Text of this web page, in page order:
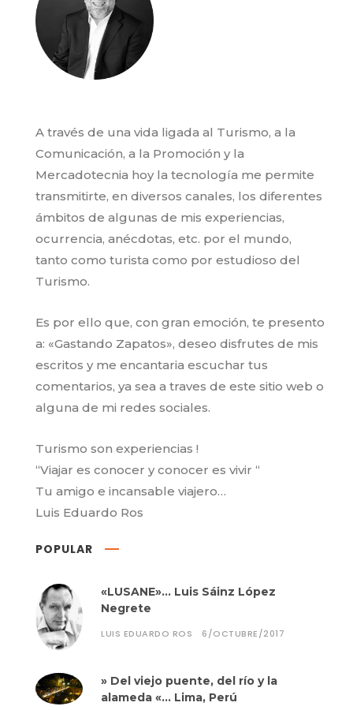
A través de una vida ligada al Turismo, a la
Comunicación, a la Promoción y la
Mercadotecnia hoy la tecnología me permite
transmitirte, en diversos canales, los diferentes
ámbitos de algunas de mis experiencias,
ocurrencia, anécdotas, etc. por el mundo,
tanto como turista como por estudioso del
Turismo.
Es por ello que, con gran emoción, te presento
a: «Gastando Zapatos», deseo disfrutes de mis
escritos y me encantaria escuchar tus
comentarios, ya sea a traves de este sitio web o
alguna de mi redes sociales.
Turismo son experiencias !
“Viajar es conocer y conocer es vivir “
Tu amigo e incansable viajero…
Luis Eduardo Ros
POPULAR
«LUSANE»… Luis Sáinz López
Negrete
LUIS EDUARDO ROS 6/OCTUBRE/2017
» Del viejo puente, del río y la
alameda «… Lima, Perú